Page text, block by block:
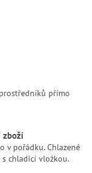
přímo
zboží
v pořádku. Chlazené
chladicí vložkou.